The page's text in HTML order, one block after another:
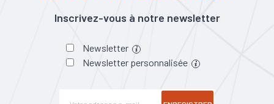
Inscrivez-vous à notre newsletter
Newsletter
Newsletter personnalisée